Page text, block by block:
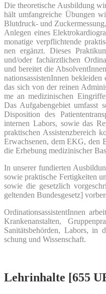
Die theo­re­ti­sche Aus­bil­dung
hält umfang­rei­che Übun­gen
Blut­druck- und
Anle­gen eines
mona­ti­ge ver­pflich­ten­de
nen ergänzt. Die­ses
und/oder fach­ärzt­li­chen
und berei­tet die
na­ti­ons­as­sis­ten­In­nen
das sich von der rei­nen
me an medi­zi­ni­schen
Das Auf­ga­ben­ge­biet umfasst
Dis­po­si­ti­on des
inter­nen Labors, sowie das
prak­ti­schen Assis­tenz­be­reich
Erwach­se­nen, dem EKG, den
die Erhe­bung medi­zi­ni­scher
In unse­rer fun­dier­ten
sowie prak­ti­sche Fer­tig­kei­ten
sowie die gesetz­lich
gel­ten­den Bun­des­ge­setz]
Ordi­na­ti­ons­as­sis­ten­tIn­nen
Kran­ken­an­stal­ten,
Sani­täts­be­hör­den, Labors,
schung und Wissenschaft.
Lehrinhalte [655